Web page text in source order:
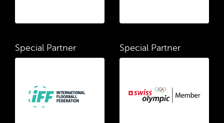
Special Partner Special Partner